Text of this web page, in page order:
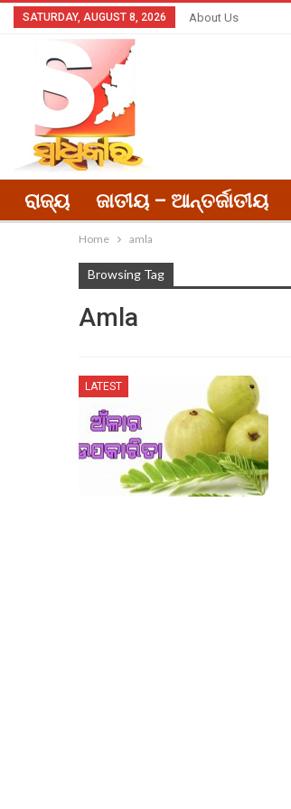
SATURDAY, AUGUST 8, 2026 About Us
ରାଜ୍ୟ ଜାତୀୟ – ଆନ୍ତର୍ଜାତୀୟ
Home amla
Browsing Tag
Amla
LATEST